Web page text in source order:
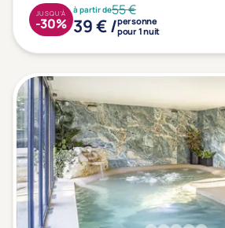
à partir de55 €
39 € /personne
pour 1 nuit
JUSQU'À
-30%